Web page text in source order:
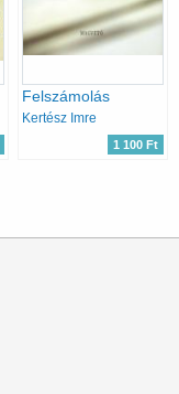
Felszámolás
Kertész Imre
1 100 Ft